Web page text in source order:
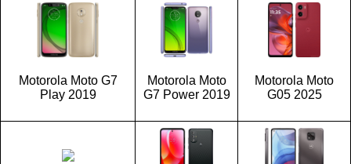
Motorola Moto G7
Play 2019
Motorola Moto
G7 Power 2019
Motorola Moto
G05 2025